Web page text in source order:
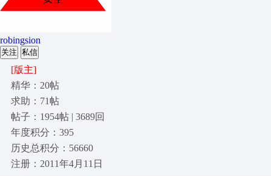
robingsion
关注 私信
[版主]
精华：20帖
求助：71帖
帖子：1954帖 | 3689回
年度积分：395
历史总积分：56660
注册：2011年4月11日